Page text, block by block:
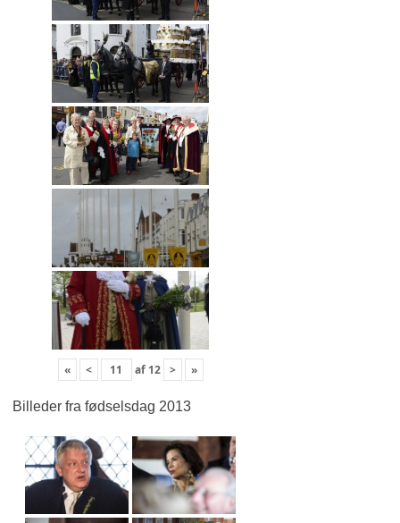
« < af 12 > »
Billeder fra fødselsdag 2013